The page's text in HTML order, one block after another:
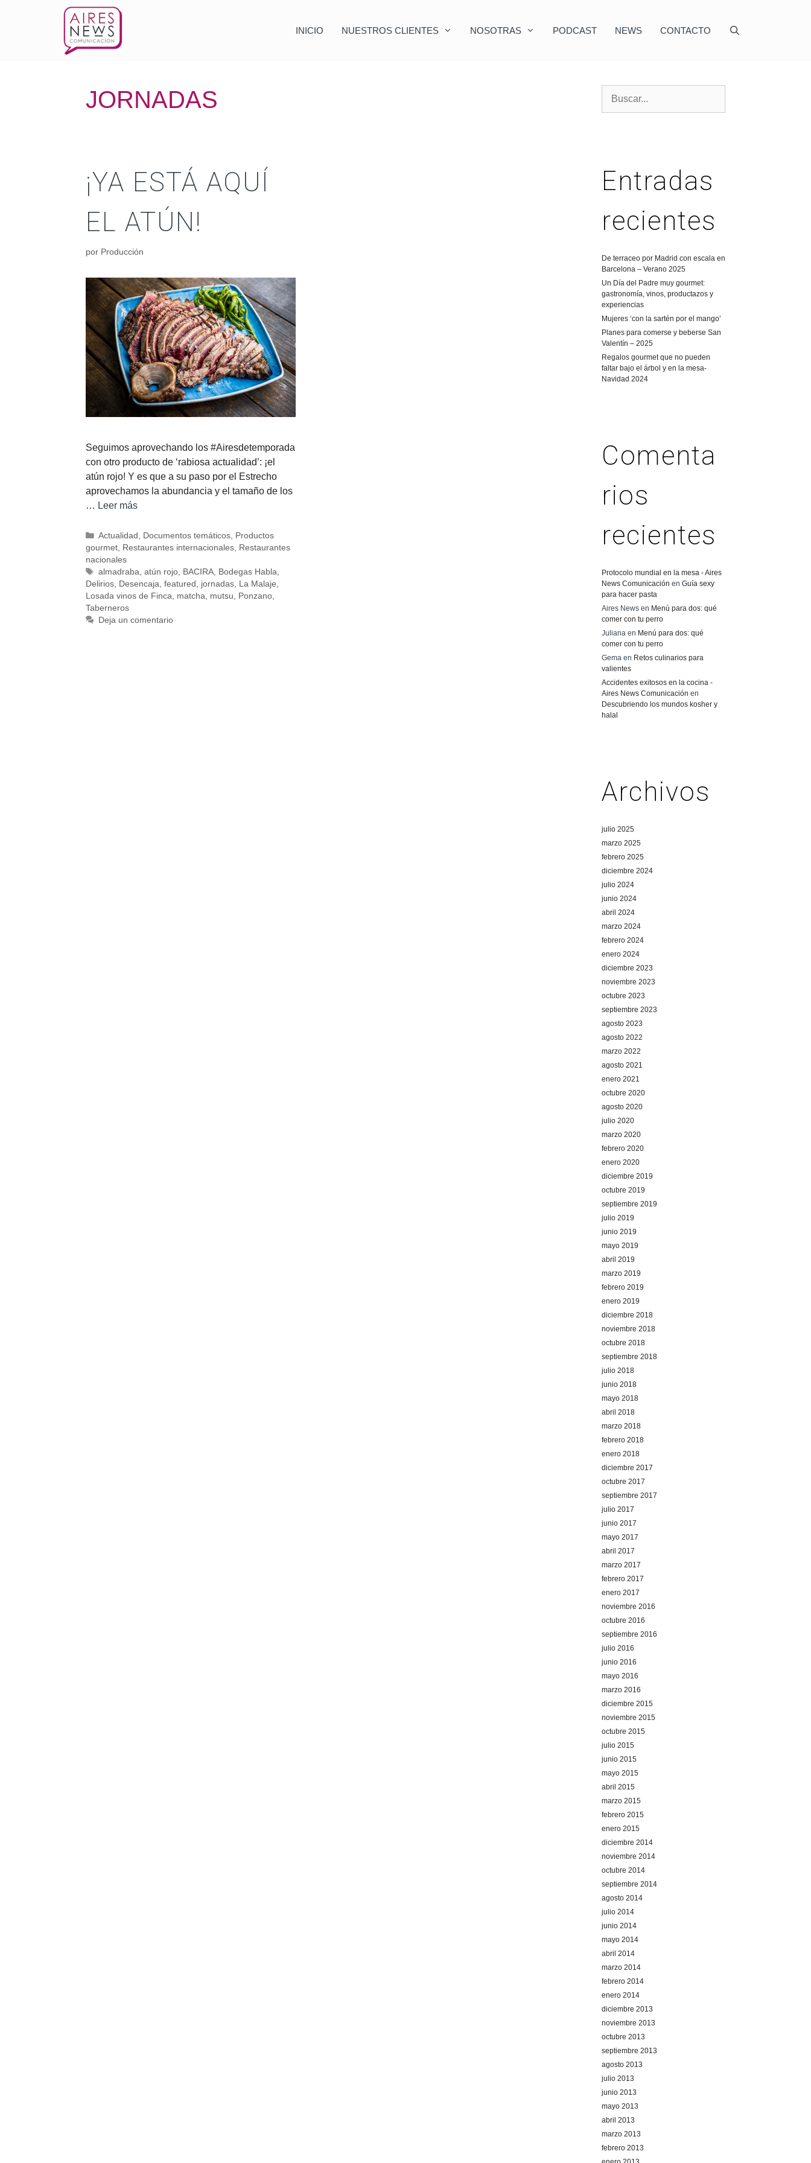
INICIO NUESTROS CLIENTES NOSOTRAS PODCAST NEWS CONTACTO
JORNADAS
¡YA ESTÁ AQUÍ
EL ATÚN!
por Producción
Seguimos aprovechando los #Airesdetemporada
con otro producto de ‘rabiosa actualidad’: ¡el
atún rojo! Y es que a su paso por el Estrecho
aprovechamos la abundancia y el tamaño de los
… Leer más
Actualidad Documentos temáticos Productos
gourmet Restaurantes internacionales Restaurantes
nacionales
almadraba ,atún rojo BACIRA Bodegas Habla
Delirios Desencaja featured jornadas La Malaje
Losada vinos de Finca
matcha mutsu Ponzano
Taberneros
Deja un comentario
Entradas
recientes
De terraceo por Madrid con escala en
Barcelona – Verano 2025
Un Día del Padre muy gourmet:
gastronomía, vinos, productazos y
experiencias
Mujeres ‘con la sartén por el mango’
Planes para comerse y beberse San
Valentín – 2025
Regalos gourmet que no pueden
faltar bajo el árbol y en la mesa-
Navidad 2024
Comenta
rios
recientes
Protocolo mundial en la mesa - Aires
News Comunicación en Guía sexy
para hacer pasta
Aires News en Menú para dos: qué
comer con tu perro
Juliana en Menú para dos: qué
comer con tu perro
Gema en Retos culinarios para
valientes
Accidentes exitosos en la cocina -
Aires News Comunicación en
Descubriendo los mundos kosher y
halal
Archivos
julio 2025
marzo 2025
febrero 2025
diciembre 2024
julio 2024
junio 2024
abril 2024
marzo 2024
febrero 2024
enero 2024
diciembre 2023
noviembre 2023
octubre 2023
septiembre 2023
agosto 2023
agosto 2022
marzo 2022
agosto 2021
enero 2021
octubre 2020
agosto 2020
julio 2020
marzo 2020
febrero 2020
enero 2020
diciembre 2019
octubre 2019
septiembre 2019
julio 2019
junio 2019
mayo 2019
abril 2019
marzo 2019
febrero 2019
enero 2019
diciembre 2018
noviembre 2018
octubre 2018
septiembre 2018
julio 2018
junio 2018
mayo 2018
abril 2018
marzo 2018
febrero 2018
enero 2018
diciembre 2017
octubre 2017
septiembre 2017
julio 2017
junio 2017
mayo 2017
abril 2017
marzo 2017
febrero 2017
enero 2017
noviembre 2016
octubre 2016
septiembre 2016
julio 2016
junio 2016
mayo 2016
marzo 2016
diciembre 2015
noviembre 2015
octubre 2015
julio 2015
junio 2015
mayo 2015
abril 2015
marzo 2015
febrero 2015
enero 2015
diciembre 2014
noviembre 2014
octubre 2014
septiembre 2014
agosto 2014
julio 2014
junio 2014
mayo 2014
abril 2014
marzo 2014
febrero 2014
enero 2014
diciembre 2013
noviembre 2013
octubre 2013
septiembre 2013
agosto 2013
julio 2013
junio 2013
mayo 2013
abril 2013
marzo 2013
febrero 2013